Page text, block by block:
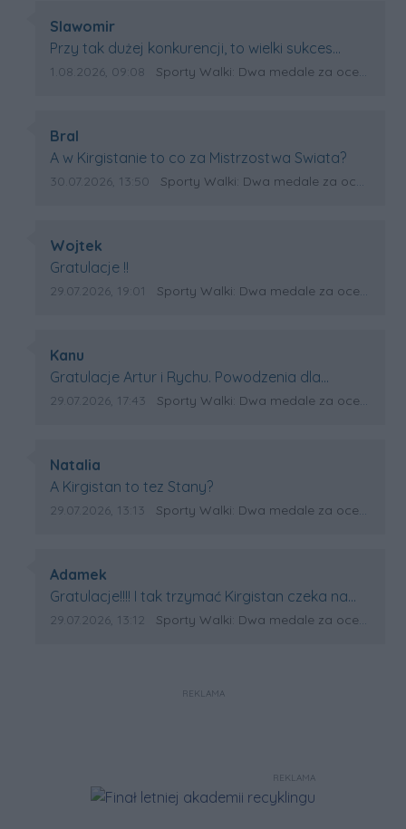
Autor komentarza:
Slawomir
Treść komentarza:
Przy tak dużej konkurencji, to wielki sukces
Artura. Gratulacje !
Data dodania komentarza:
1.08.2026, 09:08 Źródło komentarza:
Sporty Walki: Dwa medale za oceanem
Autor komentarza:
Bral
Treść komentarza:
A w Kirgistanie to co za Mistrzostwa Swiata?
Data dodania komentarza:
30.07.2026, 13:50 Źródło komentarza:
Sporty Walki: Dwa medale za oceanem
Autor komentarza:
Wojtek
Treść komentarza:
Gratulacje !!
Data dodania komentarza:
29.07.2026, 19:01 Źródło komentarza:
Sporty Walki: Dwa medale za oceanem
Autor komentarza:
Kanu
Treść komentarza:
Gratulacje Artur i Rychu. Powodzenia dla
Kirgistanu.
Data dodania komentarza:
29.07.2026, 17:43 Źródło komentarza:
Sporty Walki: Dwa medale za oceanem
Autor komentarza:
Natalia
Treść komentarza:
A Kirgistan to tez Stany?
Data dodania komentarza:
29.07.2026, 13:13 Źródło komentarza:
Sporty Walki: Dwa medale za oceanem
Autor komentarza:
Adamek
Treść komentarza:
Gratulacje!!!! I tak trzymać Kirgistan czeka na
powtórkę z USA a może i złote medale.
Data dodania komentarza:
29.07.2026, 13:12 Źródło komentarza:
Sporty Walki: Dwa medale za oceanem
REKLAMA
REKLAMA